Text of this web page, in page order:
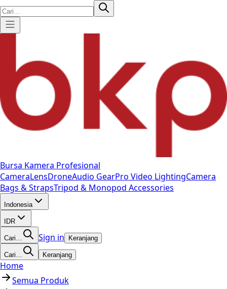
Bursa Kamera Profesional
CameraLensDroneAudio GearPro Video LightingCamera
Bags & StrapsTripod & Monopod Accessories
Indonesia
IDR
Cari… Sign in Keranjang
Cari… Keranjang
Home
Semua Produk